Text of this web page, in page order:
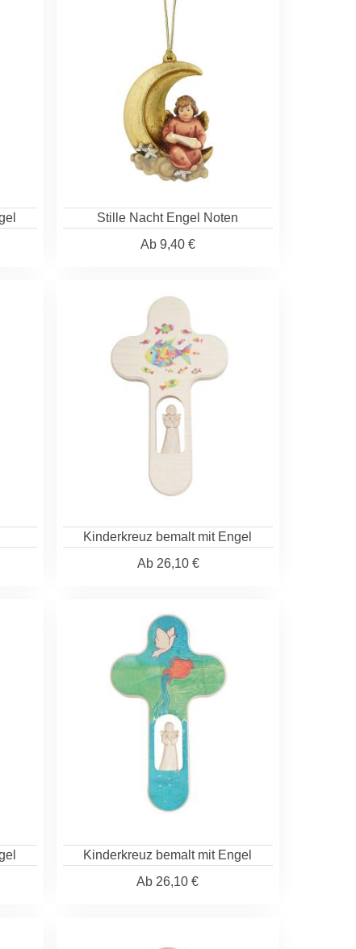
Stille Nacht Engel Noten
Ab9,40 €
Kinderkreuz bemalt mit Engel
Ab26,10 €
Kinderkreuz bemalt mit Engel
Ab 26,10 €